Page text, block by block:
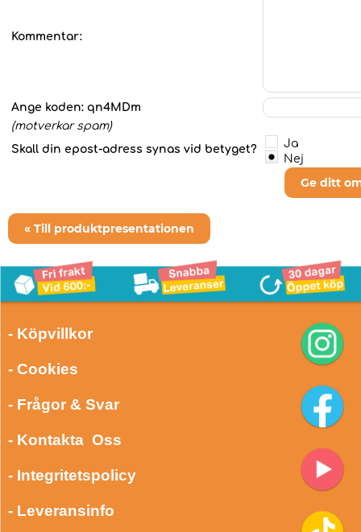
Kommentar:
Ange koden: qn4MDm
(motverkar spam)
Skall din epost-adress synas vid betyget?
Ja
Nej
Ge ditt
« Till produktpresentationen
- Köpvillkor
- Cookies
- Frågor & Svar
- Kontakta Oss
- Integritetspolicy
- Leveransinfo